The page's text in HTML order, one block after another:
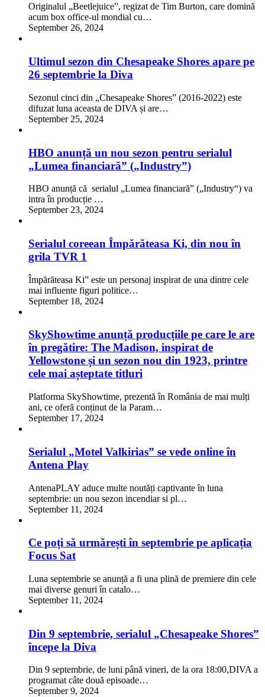
Originalul „Beetlejuice”, regizat de Tim Burton, care domină
acum box office-ul mondial cu…
September 26, 2024
Ultimul sezon din Chesapeake Shores apare pe
26 septembrie la Diva
Sezonul cinci din „Chesapeake Shores” (2016-2022) este
difuzat luna aceasta de DIVA și are…
September 25, 2024
HBO anunță un nou sezon pentru serialul
„Lumea financiară” („Industry”)
HBO anunță că serialul „Lumea financiară” („Industry“) va
intra în producție …
September 23, 2024
Serialul coreean Împărăteasa Ki, din nou în
grila TVR 1
Împărăteasa Ki” este un personaj inspirat de una dintre cele
mai influente figuri politice…
September 18, 2024
SkyShowtime anunță producțiile pe care le are
în pregătire: The Madison, inspirat de
Yellowstone și un sezon nou din 1923, printre
cele mai așteptate titluri
Platforma SkyShowtime, prezentă în România de mai mulți
ani, ce oferă conținut de la Param…
September 17, 2024
Serialul „Motel Valkirias” se vede online în
Antena Play
AntenaPLAY aduce multe noutăți captivante în luna
septembrie: un nou sezon incendiar si pl…
September 11, 2024
Ce poți să urmărești în septembrie pe aplicația
Focus Sat
Luna septembrie se anunță a fi una plină de premiere din cele
mai diverse genuri în catalo…
September 11, 2024
Din 9 septembrie, serialul „Chesapeake Shores”
începe la Diva
Din 9 septembrie, de luni până vineri, de la ora 18:00,DIVA a
programat câte două episoade…
September 9, 2024